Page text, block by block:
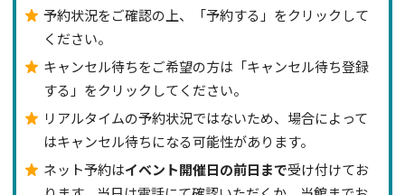
予約状況をご確認の上、「予約する」をクリックして
ください。
キャンセル待ちをご希望の方は「キャンセル待ち登録
する」をクリックしてください。
リアルタイムの予約状況ではないため、場合によって
はキャンセル待ちになる可能性があります。
ネット予約はイベント開催日の前日まで受け付けてお